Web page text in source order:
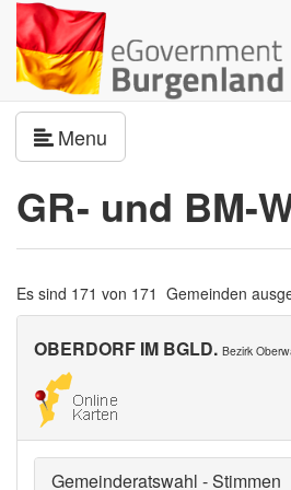
Menu
GR- und BM-
Es sind 171 von 171 Gemeinden
OBERDORF IM BGLD. Bezirk
Gemeinderatswahl - Stimmen